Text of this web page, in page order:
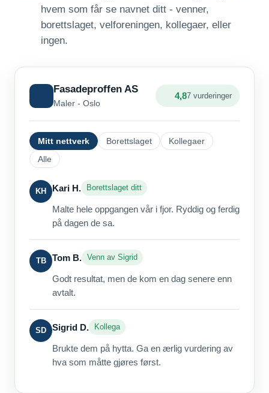
hvem som får se navnet ditt - venner,
borettslaget, velforeningen, kollegaer, eller
ingen.
Fasadeproffen AS
Maler - Oslo
4,87 vurderinger
Mitt nettverk Borettslaget
Kollegaer
Alle
KH Kari H. Borettslaget ditt
Malte hele oppgangen vår i fjor. Ryddig og ferdig
på dagen de sa.
TB Tom B. Venn av Sigrid
Godt resultat, men de kom en dag senere enn
avtalt.
SD Sigrid D. Kollega
Brukte dem på hytta. Ga en ærlig vurdering av
hva som måtte gjøres først.